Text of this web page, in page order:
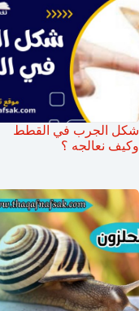
شكل الجرب في القطط
وكيف نعالجه ؟